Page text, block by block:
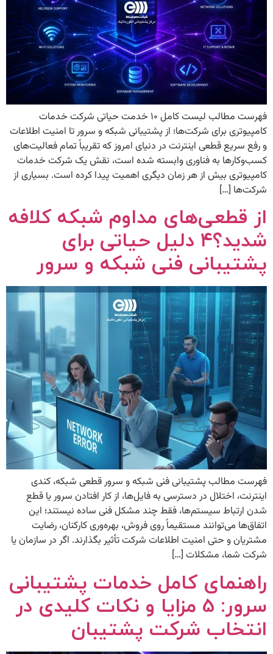
فهرست مطالب لیست کامل ۱۰ خدمت حیاتی شرکت خدمات
کامپیوتری برای شرکت‌ها؛ از پشتیبانی شبکه و سرور تا امنیت اطلاعات
و رفع سریع قطعی اینترنت در دنیای امروز که تقریباً تمام فعالیت‌های
کسب‌وکارها به فناوری وابسته شده است، نقش یک شرکت خدمات
کامپیوتری بیش از هر زمان دیگری اهمیت پیدا کرده است. بسیاری از
شرکت‌ها […]
از قطعی‌های مداوم شبکه کلافه
شدید؟۴ دلیل حیاتی برای
پشتیبانی فنی شبکه و سرور
فهرست مطالب پشتیبانی فنی شبکه و سرور قطعی شبکه، کندی
اینترنت، اختلال در دسترسی به فایل‌ها، از کار افتادن سرور یا قطع
شدن ارتباط سیستم‌ها، فقط چند مشکل فنی ساده نیستند؛ این
اتفاق‌ها می‌توانند مستقیماً روی فروش، بهره‌وری کارکنان، رضایت
مشتریان و حتی امنیت اطلاعات شرکت تأثیر بگذارند. اگر در سازمان یا
شرکت شما، مشکلات […]
راهنمای کامل خدمات پشتیبانی
سرور: 5 مزایا و نکات کلیدی در
انتخاب شرکت پشتیبان